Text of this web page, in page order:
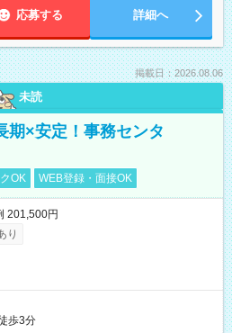
応募する 詳細へ
掲載日：2026.08.06
未読
期×安定！事務センタ
OK WEB登録・面接OK
201,500円
り
歩3分